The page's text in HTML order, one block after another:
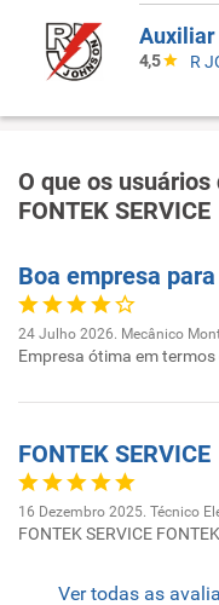
Auxiliar
4,5 R
O que os
FONTEK SERVICE
Boa empresa
24 Julho 2026. Mecânico
Empresa ótima em
FONTEK SERVICE
16 Dezembro 2025. Técnico
FONTEK SERVICE
Ver todas as